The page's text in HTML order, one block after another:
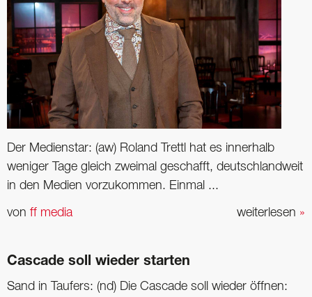
Der Medienstar: (aw) Roland Trettl hat es innerhalb
weniger Tage gleich zweimal geschafft, deutschlandweit
in den Medien vorzukommen. Einmal ...
weiterlesen »
von ff media
Cascade soll wieder starten
Sand in Taufers: (nd) Die Cascade soll wieder öffnen: